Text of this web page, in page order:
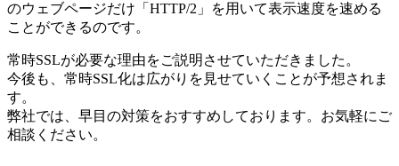
のウェブページだけ「HTTP/2」を用いて表示速度を速める
ことができるのです。
常時SSLが必要な理由をご説明させていただきました。
今後も、常時SSL化は広がりを見せていくことが予想されま
す。
弊社では、早目の対策をおすすめしております。お気軽にご
相談ください。